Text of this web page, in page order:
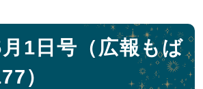
1日号（広報もば
）